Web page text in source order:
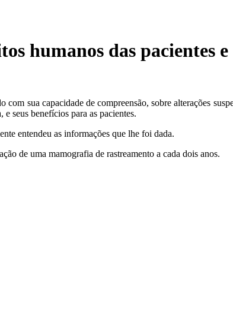
humanos das pacientes e
sua capacidade de compreensão, sobre alterações
e seus benefícios para as pacientes.
entendeu as informações que lhe foi dada.
de uma mamografia de rastreamento a cada dois anos.